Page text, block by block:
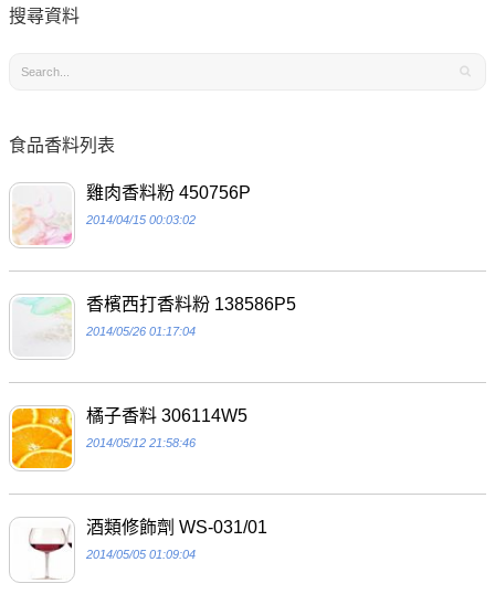
搜尋資料
食品香料列表
雞肉香料粉 450756P
2014/04/15 00:03:02
香檳西打香料粉 138586P5
2014/05/26 01:17:04
橘子香料 306114W5
2014/05/12 21:58:46
酒類修飾劑 WS-031/01
2014/05/05 01:09:04